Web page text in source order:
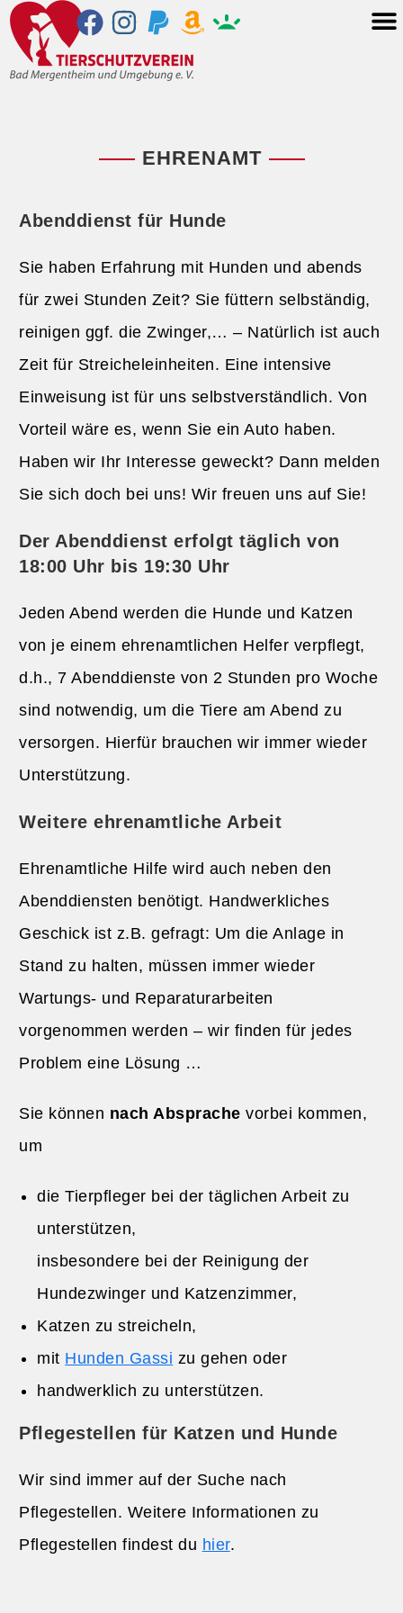
EHRENAMT
Abenddienst für Hunde
Sie haben Erfahrung mit Hunden und abends
für zwei Stunden Zeit? Sie füttern selbständig,
reinigen ggf. die Zwinger,… – Natürlich ist auch
Zeit für Streicheleinheiten. Eine intensive
Einweisung ist für uns selbstverständlich. Von
Vorteil wäre es, wenn Sie ein Auto haben.
Haben wir Ihr Interesse geweckt? Dann melden
Sie sich doch bei uns! Wir freuen uns auf Sie!
Der Abenddienst erfolgt täglich von
18:00 Uhr bis 19:30 Uhr
Jeden Abend werden die Hunde und Katzen
von je einem ehrenamtlichen Helfer verpflegt,
d.h., 7 Abenddienste von 2 Stunden pro Woche
sind notwendig, um die Tiere am Abend zu
versorgen. Hierfür brauchen wir immer wieder
Unterstützung.
Weitere ehrenamtliche Arbeit
Ehrenamtliche Hilfe wird auch neben den
Abenddiensten benötigt. Handwerkliches
Geschick ist z.B. gefragt: Um die Anlage in
Stand zu halten, müssen immer wieder
Wartungs- und Reparaturarbeiten
vorgenommen werden – wir finden für jedes
Problem eine Lösung …
Sie können nach Absprache vorbei kommen,
um
die Tierpfleger bei der täglichen Arbeit zu
unterstützen,
insbesondere bei der Reinigung der
Hundezwinger und Katzenzimmer,
Katzen zu streicheln,
mit Hunden Gassi zu gehen oder
handwerklich zu unterstützen.
Pflegestellen für Katzen und Hunde
Wir sind immer auf der Suche nach
Pflegestellen. Weitere Informationen zu
Pflegestellen findest du hier.